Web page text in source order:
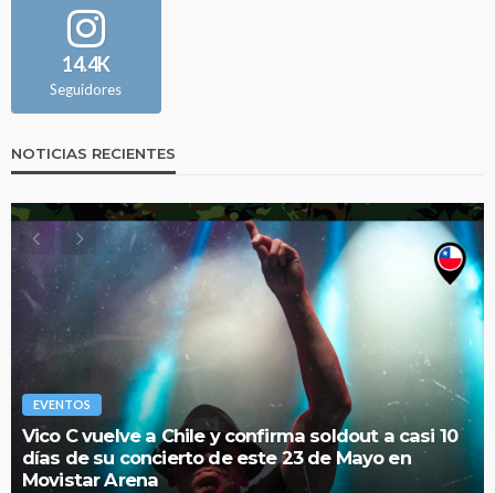
14.4K
Seguidores
NOTICIAS RECIENTES
EVENTOS
Vico C vuelve a Chile y confirma soldout a casi 10
días de su concierto de este 23 de Mayo en
Movistar Arena